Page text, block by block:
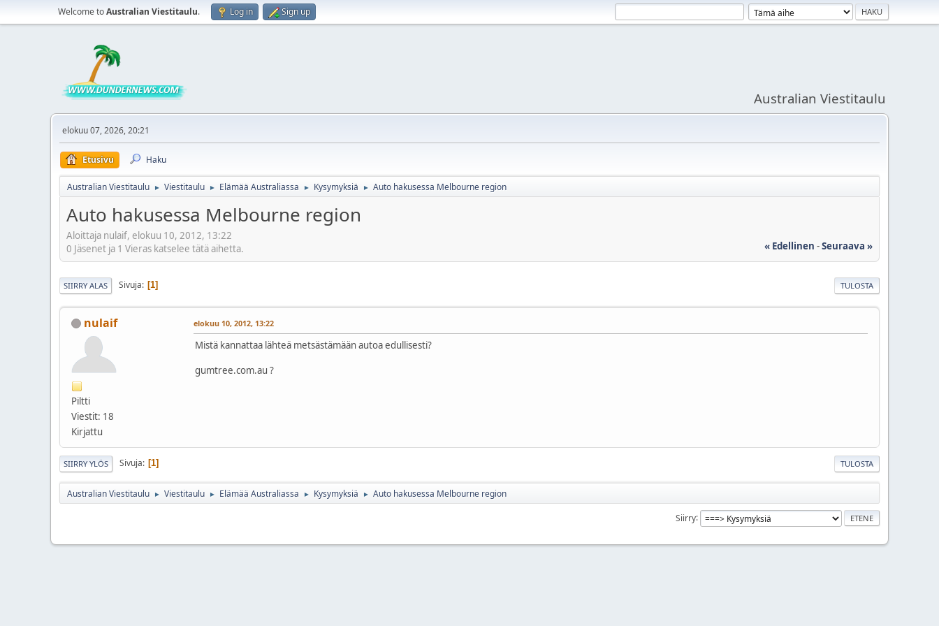
Welcome toAustralian Viestitaulu. Log in Sign up
Australian Viestitaulu
elokuu 07, 2026, 20:21
Etusivu Haku
Australian Viestitaulu ► Viestitaulu ► Elämää Australiassa ► Kysymyksiä ► Auto hakusessa Melbourne region
Auto hakusessa Melbourne region
Aloittaja nulaif, elokuu 10, 2012, 13:22
« Edellinen -Seuraava »
0 Jäsenet ja 1 Vieras katselee tätä aihetta.
TULOSTA
SIIRRY ALAS Sivuja 1
nulaif
Piltti
Viestit: 18
Kirjattu
elokuu 10, 2012, 13:22
Mistä kannattaa lähteä metsästämään autoa edullisesti?
gumtree.com.au ?
TULOSTA
SIIRRY YLÖS Sivuja 1
Australian Viestitaulu ► Viestitaulu ► Elämää Australiassa ► Kysymyksiä ► Auto hakusessa Melbourne region
Siirry